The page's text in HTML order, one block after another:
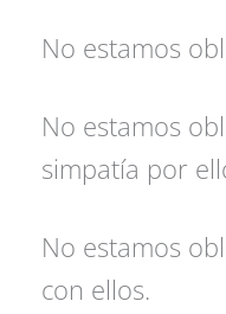
No estamos
No estamos
simpatía por
No estamos
con ellos.